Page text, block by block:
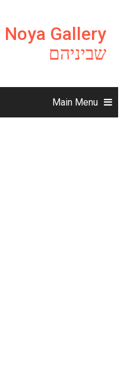
content
שביניהם
Main Menu